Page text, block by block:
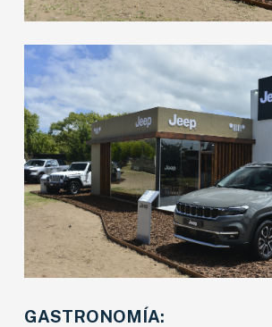
GASTRONOMÍA: